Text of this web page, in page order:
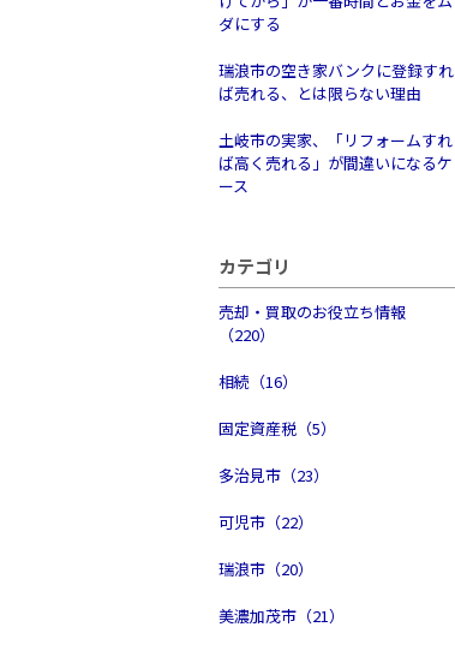
ダにする
瑞浪市の空き家バンクに登録すれ
ば売れる、とは限らない理由
土岐市の実家、「リフォームすれ
ば高く売れる」が間違いになるケ
ース
カテゴリ
売却・買取のお役立ち情報
（220）
相続（16）
固定資産税（5）
多治見市（23）
可児市（22）
瑞浪市（20）
美濃加茂市（21）